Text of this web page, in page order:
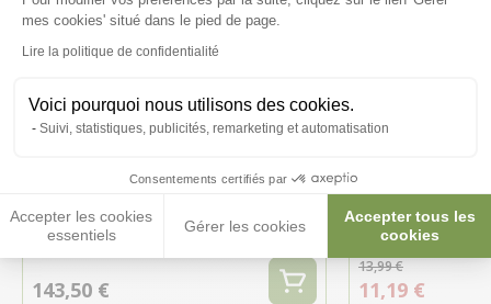
mes cookies' situé dans le pied de page.
Lire la politique de confidentialité
Voici pourquoi nous utilisons des cookies.
Suivi, statistiques, publicités, remarketing et automatisation
Consentements certifiés par
Accepter les cookies
essentiels
Gérer les cookies
Accepter tous les
cookies
Axeptio consent
Filtre Extérieur Série 07 - Modèle
307 - Fluval
143,50 €
-20%
Filtre aquarium
Aquaya noir -
13,99 €
11,19 €